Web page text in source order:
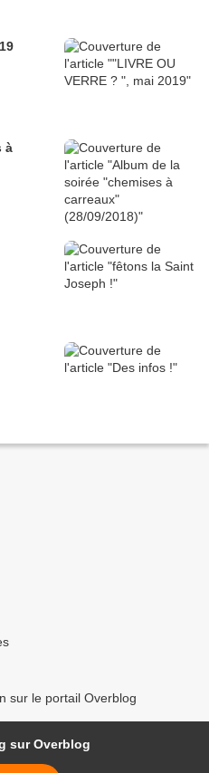
à
sur le portail Overblog
sur Overblog